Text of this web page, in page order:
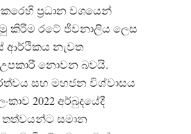
ප්‍රධාන වශයෙන්
කිරීම රටේ ජීවනාලිය ලෙස
ආර්ථිකය නැවත
නොවන බවයි.
සහ මහජන විශ්වාසය
2022 අර්බුදයේදී
සමාන